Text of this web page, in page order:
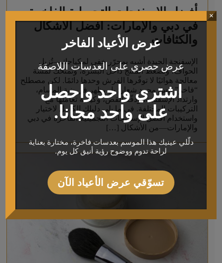
أفضل الإسفنجات التجميلية الفاخرة
في دبي والإمارات: أفضل الأشكال
والكثافات
الإسفنجة الجيدة أشبه بمحرّر خفي لمكياجك—تُزيل
الحواف، وتضغط المنتج داخل البشرة، وتمنحك لمسة
معالجة هوائيًا لا توفّرها الفرش وحدها دائمًا. لكن مصطلح
“فاخر” ليس مجرد شعار؛ بل يظهر في بنية المسام،
وارتداد الإسفنجة، ودقّة القص، وكيفية تعاملها مع
التركيبات المختلفة. في ما يلي دليلك الكامل لاختيار
واستخدام أفضل الإسفنجات التجميلية الفاخرة في دبي
والإمارات—من الأشكال […]
عرض الأعياد الفاخر
عرض حصري على العدسات اللاصقة
اشتري واحد واحصل
على واحد مجانا.
دلّلي عينيك هذا الموسم بعدسات فاخرة، مختارة بعناية
لراحة تدوم ووضوح رؤية أنيق كل يوم.
تسوّقي عرض الأعياد الآن
×